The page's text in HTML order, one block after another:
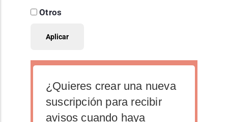
Otros
¿Quieres crear una nueva
suscripción para recibir
avisos cuando haya